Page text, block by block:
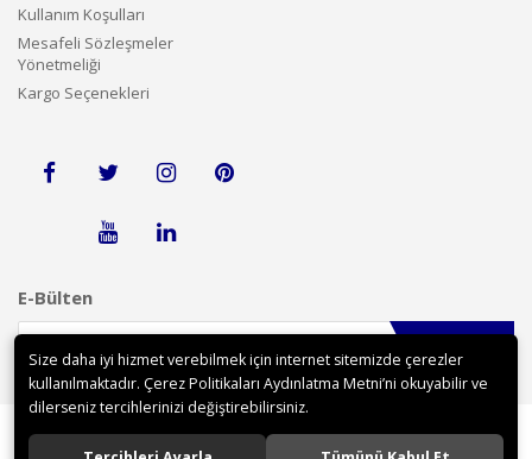
Kullanım Koşulları
Mesafeli Sözleşmeler
Yönetmeliği
Kargo Seçenekleri
E-Bülten
Size daha iyi hizmet verebilmek için internet sitemizde çerezler
kullanılmaktadır. Çerez Politikaları Aydınlatma Metni’ni okuyabilir ve
dilerseniz tercihlerinizi değiştirebilirsiniz.